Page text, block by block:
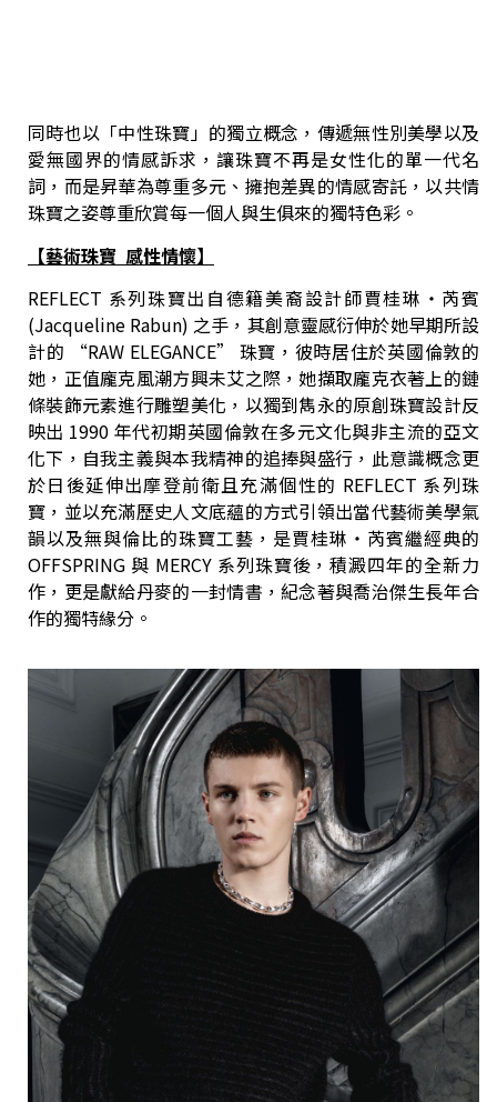
同時也以「中性珠寶」的獨立概念，傳遞無性別美學以及
愛無國界的情感訴求，讓珠寶不再是女性化的單一代名
詞，而是昇華為尊重多元、擁抱差異的情感寄託，以共情
珠寶之姿尊重欣賞每一個人與生俱來的獨特色彩。
【藝術珠寶 感性情懷】
REFLECT 系列珠寶出自德籍美裔設計師賈桂琳‧芮賓
(Jacqueline Rabun) 之手，其創意靈感衍伸於她早期所設
計的 “RAW ELEGANCE” 珠寶，彼時居住於英國倫敦的
她，正值龐克風潮方興未艾之際，她擷取龐克衣著上的鏈
條裝飾元素進行雕塑美化，以獨到雋永的原創珠寶設計反
映出 1990 年代初期英國倫敦在多元文化與非主流的亞文
化下，自我主義與本我精神的追捧與盛行，此意識概念更
於日後延伸出摩登前衛且充滿個性的 REFLECT 系列珠
寶，並以充滿歷史人文底蘊的方式引領出當代藝術美學氣
韻以及無與倫比的珠寶工藝，是賈桂琳‧芮賓繼經典的
OFFSPRING 與 MERCY 系列珠寶後，積澱四年的全新力
作，更是獻給丹麥的一封情書，紀念著與喬治傑生長年合
作的獨特緣分。